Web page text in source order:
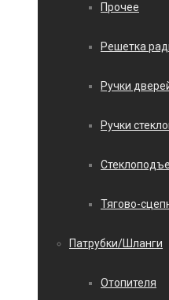
Прочее
Решетка
Ручки
Ручки
Тягово-
Патрубки/Шланги
Отопителя